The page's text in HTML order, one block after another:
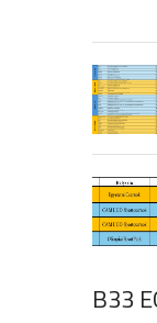
B33